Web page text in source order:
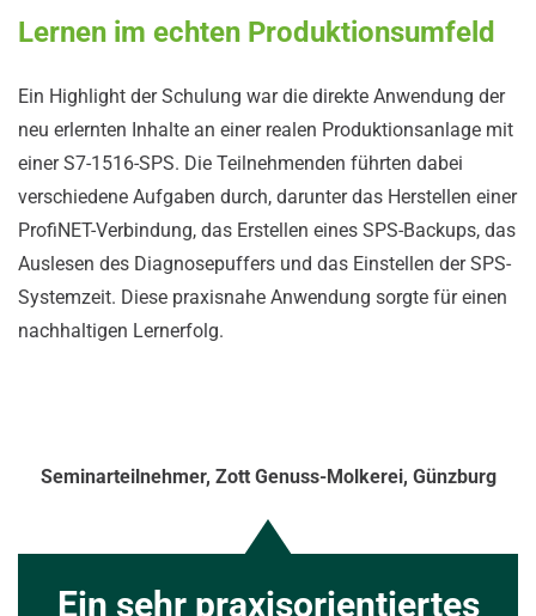
Lernen im echten Produktionsumfeld
Ein Highlight der Schulung war die direkte Anwendung der
neu erlernten Inhalte an einer realen Produktionsanlage mit
einer S7-1516-SPS. Die Teilnehmenden führten dabei
verschiedene Aufgaben durch, darunter das Herstellen einer
ProfiNET-Verbindung, das Erstellen eines SPS-Backups, das
Auslesen des Diagnosepuffers und das Einstellen der SPS-
Systemzeit. Diese praxisnahe Anwendung sorgte für einen
nachhaltigen Lernerfolg.
Seminarteilnehmer, Zott Genuss-Molkerei, Günzburg
Ein sehr praxisorientiertes